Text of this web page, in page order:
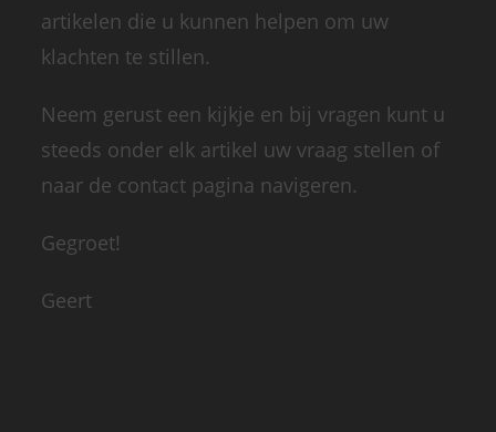
artikelen die u kunnen helpen om uw
klachten te stillen.
Neem gerust een kijkje en bij vragen kunt u
steeds onder elk artikel uw vraag stellen of
naar de contact pagina navigeren.
Gegroet!
Geert